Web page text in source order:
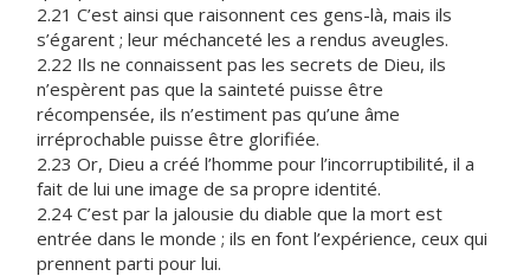
2.21 C’est ainsi que raisonnent ces gens-là, mais ils
s’égarent ; leur méchanceté les a rendus aveugles.
2.22 Ils ne connaissent pas les secrets de Dieu, ils
n’espèrent pas que la sainteté puisse être
récompensée, ils n’estiment pas qu’une âme
irréprochable puisse être glorifiée.
2.23 Or, Dieu a créé l’homme pour l’incorruptibilité, il a
fait de lui une image de sa propre identité.
2.24 C’est par la jalousie du diable que la mort est
entrée dans le monde ; ils en font l’expérience, ceux qui
prennent parti pour lui.